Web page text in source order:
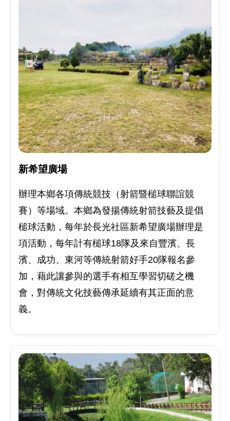
新希望廣場
辦理本鄉各項傳統競技（射箭暨槌球聯誼競
賽）等場域。本鄉為發揚傳統射箭技藝及提倡
槌球活動，每年於長光社區新希望廣場辦理是
項活動，每年計有槌球18隊及來自豐濱、長
濱、成功、東河等傳統射箭好手20隊報名參
加，藉此讓參與的選手有相互學習切磋之機
會，對傳統文化技藝傳承延續有其正面的意
義。